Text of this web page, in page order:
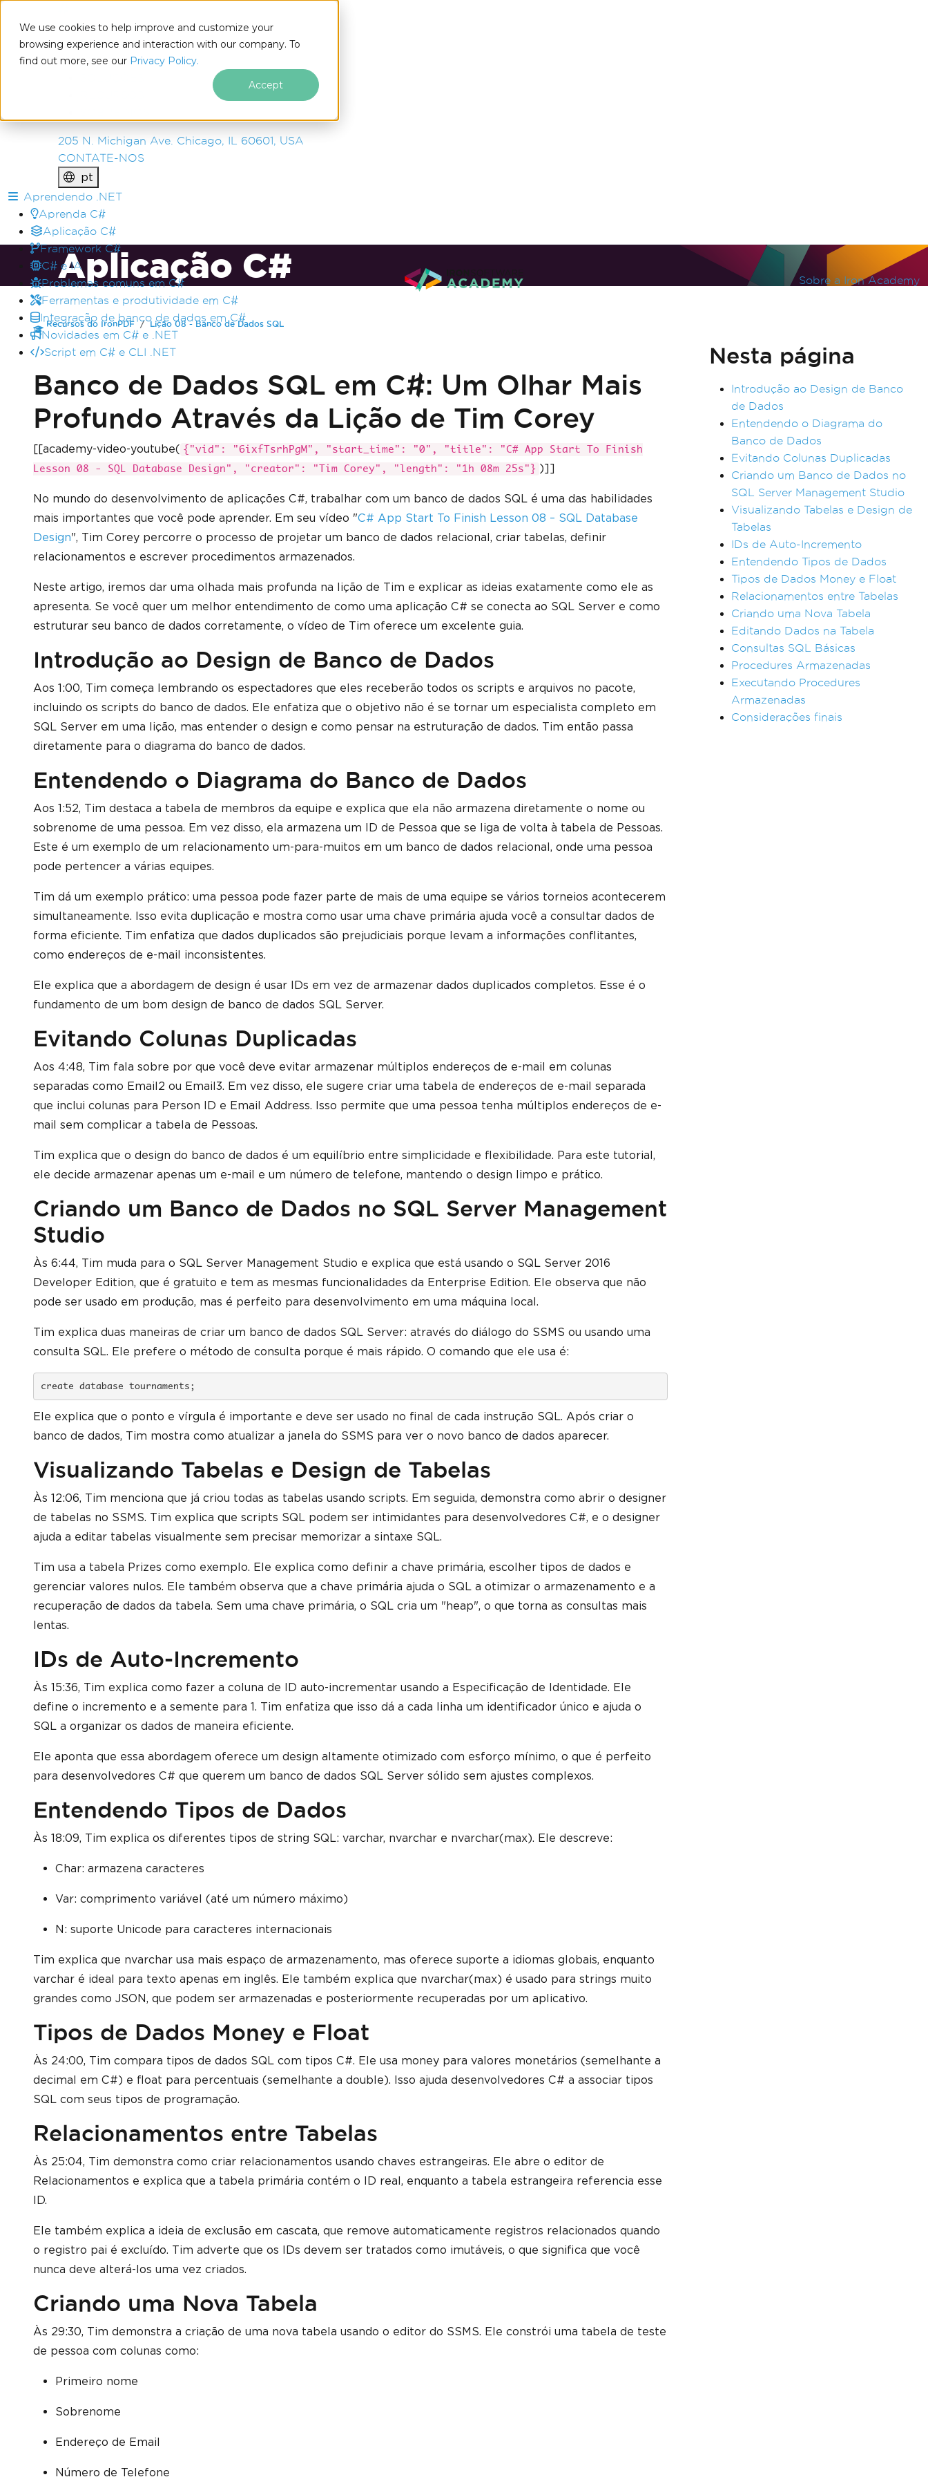
We use cookies to help improve and customize your
browsing experience and interaction with our company. To
find out more, see our Privacy Policy.
Accept
IRONSOFTWARE
PRODUTOS
EMPRESA
205 N. Michigan Ave. Chicago, IL 60601, USA
CONTATE-NOS
pt
Ir para o conteúdo do rodapé
Aprendendo .NET
Aprenda C#
Aplicação C#
Framework C#
C# e IA
Problemas comuns em C#
Ferramentas e produtividade em C#
Integração de banco de dados em C#
Novidades em C# e .NET
Script em C# e CLI .NET
Sobre a Iron Academy
Aplicação C#
Recursos do IronPDF Lição 08 - Banco de Dados SQL
Banco de Dados SQL em C#: Um Olhar Mais
Profundo Através da Lição de Tim Corey
[[academy-video-youtube( {"vid": "6ixfTsrhPgM", "start_time": "0", "title": "C# App Start To Finish
Lesson 08 - SQL Database Design", "creator": "Tim Corey", "length": "1h 08m 25s"} )]]
No mundo do desenvolvimento de aplicações C#, trabalhar com um banco de dados SQL é uma das habilidades
mais importantes que você pode aprender. Em seu vídeo "C# App Start To Finish Lesson 08 – SQL Database
Design", Tim Corey percorre o processo de projetar um banco de dados relacional, criar tabelas, definir
relacionamentos e escrever procedimentos armazenados.
Neste artigo, iremos dar uma olhada mais profunda na lição de Tim e explicar as ideias exatamente como ele as
apresenta. Se você quer um melhor entendimento de como uma aplicação C# se conecta ao SQL Server e como
estruturar seu banco de dados corretamente, o vídeo de Tim oferece um excelente guia.
Introdução ao Design de Banco de Dados
Aos 1:00, Tim começa lembrando os espectadores que eles receberão todos os scripts e arquivos no pacote,
incluindo os scripts do banco de dados. Ele enfatiza que o objetivo não é se tornar um especialista completo em
SQL Server em uma lição, mas entender o design e como pensar na estruturação de dados. Tim então passa
diretamente para o diagrama do banco de dados.
Entendendo o Diagrama do Banco de Dados
Aos 1:52, Tim destaca a tabela de membros da equipe e explica que ela não armazena diretamente o nome ou
sobrenome de uma pessoa. Em vez disso, ela armazena um ID de Pessoa que se liga de volta à tabela de Pessoas.
Este é um exemplo de um relacionamento um-para-muitos em um banco de dados relacional, onde uma pessoa
pode pertencer a várias equipes.
Tim dá um exemplo prático: uma pessoa pode fazer parte de mais de uma equipe se vários torneios acontecerem
simultaneamente. Isso evita duplicação e mostra como usar uma chave primária ajuda você a consultar dados de
forma eficiente. Tim enfatiza que dados duplicados são prejudiciais porque levam a informações conflitantes,
como endereços de e-mail inconsistentes.
Ele explica que a abordagem de design é usar IDs em vez de armazenar dados duplicados completos. Esse é o
fundamento de um bom design de banco de dados SQL Server.
Evitando Colunas Duplicadas
Aos 4:48, Tim fala sobre por que você deve evitar armazenar múltiplos endereços de e-mail em colunas
separadas como Email2 ou Email3. Em vez disso, ele sugere criar uma tabela de endereços de e-mail separada
que inclui colunas para Person ID e Email Address. Isso permite que uma pessoa tenha múltiplos endereços de e-
mail sem complicar a tabela de Pessoas.
Tim explica que o design do banco de dados é um equilíbrio entre simplicidade e flexibilidade. Para este tutorial,
ele decide armazenar apenas um e-mail e um número de telefone, mantendo o design limpo e prático.
Criando um Banco de Dados no SQL Server Management
Studio
Às 6:44, Tim muda para o SQL Server Management Studio e explica que está usando o SQL Server 2016
Developer Edition, que é gratuito e tem as mesmas funcionalidades da Enterprise Edition. Ele observa que não
pode ser usado em produção, mas é perfeito para desenvolvimento em uma máquina local.
Tim explica duas maneiras de criar um banco de dados SQL Server: através do diálogo do SSMS ou usando uma
consulta SQL. Ele prefere o método de consulta porque é mais rápido. O comando que ele usa é:
create database tournaments;
Ele explica que o ponto e vírgula é importante e deve ser usado no final de cada instrução SQL. Após criar o
banco de dados, Tim mostra como atualizar a janela do SSMS para ver o novo banco de dados aparecer.
Visualizando Tabelas e Design de Tabelas
Às 12:06, Tim menciona que já criou todas as tabelas usando scripts. Em seguida, demonstra como abrir o designer
de tabelas no SSMS. Tim explica que scripts SQL podem ser intimidantes para desenvolvedores C#, e o designer
ajuda a editar tabelas visualmente sem precisar memorizar a sintaxe SQL.
Tim usa a tabela Prizes como exemplo. Ele explica como definir a chave primária, escolher tipos de dados e
gerenciar valores nulos. Ele também observa que a chave primária ajuda o SQL a otimizar o armazenamento e a
recuperação de dados da tabela. Sem uma chave primária, o SQL cria um "heap", o que torna as consultas mais
lentas.
IDs de Auto-Incremento
Às 15:36, Tim explica como fazer a coluna de ID auto-incrementar usando a Especificação de Identidade. Ele
define o incremento e a semente para 1. Tim enfatiza que isso dá a cada linha um identificador único e ajuda o
SQL a organizar os dados de maneira eficiente.
Ele aponta que essa abordagem oferece um design altamente otimizado com esforço mínimo, o que é perfeito
para desenvolvedores C# que querem um banco de dados SQL Server sólido sem ajustes complexos.
Entendendo Tipos de Dados
Às 18:09, Tim explica os diferentes tipos de string SQL: varchar, nvarchar e nvarchar(max). Ele descreve:
Char: armazena caracteres
Var: comprimento variável (até um número máximo)
N: suporte Unicode para caracteres internacionais
Tim explica que nvarchar usa mais espaço de armazenamento, mas oferece suporte a idiomas globais, enquanto
varchar é ideal para texto apenas em inglês. Ele também explica que nvarchar(max) é usado para strings muito
grandes como JSON, que podem ser armazenadas e posteriormente recuperadas por um aplicativo.
Tipos de Dados Money e Float
Às 24:00, Tim compara tipos de dados SQL com tipos C#. Ele usa money para valores monetários (semelhante a
decimal em C#) e float para percentuais (semelhante a double). Isso ajuda desenvolvedores C# a associar tipos
SQL com seus tipos de programação.
Relacionamentos entre Tabelas
Às 25:04, Tim demonstra como criar relacionamentos usando chaves estrangeiras. Ele abre o editor de
Relacionamentos e explica que a tabela primária contém o ID real, enquanto a tabela estrangeira referencia esse
ID.
Ele também explica a ideia de exclusão em cascata, que remove automaticamente registros relacionados quando
o registro pai é excluído. Tim adverte que os IDs devem ser tratados como imutáveis, o que significa que você
nunca deve alterá-los uma vez criados.
Criando uma Nova Tabela
Às 29:30, Tim demonstra a criação de uma nova tabela usando o editor do SSMS. Ele constrói uma tabela de teste
de pessoa com colunas como:
Primeiro nome
Sobrenome
Endereço de Email
Número de Telefone
Nesta página
Introdução ao Design de Banco
de Dados
Entendendo o Diagrama do
Banco de Dados
Evitando Colunas Duplicadas
Criando um Banco de Dados no
SQL Server Management Studio
Visualizando Tabelas e Design de
Tabelas
IDs de Auto-Incremento
Entendendo Tipos de Dados
Tipos de Dados Money e Float
Relacionamentos entre Tabelas
Criando uma Nova Tabela
Editando Dados na Tabela
Consultas SQL Básicas
Procedures Armazenadas
Executando Procedures
Armazenadas
Considerações finais